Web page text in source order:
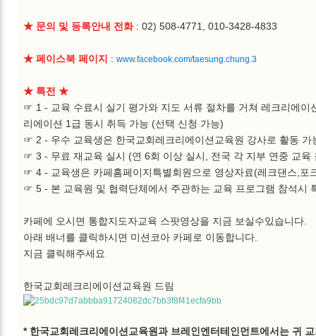
★ 문의 및 등록안내 전화: 02) 508-4771, 010-3428-4833
★ 페이스북 페이지 :www.facebook.com/taesung.chung.3
★ 특전 ★
☞ 1 - 교육 수료시 실기 평가와 지도 서류 절차를 거쳐 레크리에
리에이션 1급 동시 취득 가능 (선택 신청 가능)
☞ 2 - 우수 교육생은 한국교회레크리에이션교육원 강사로 활동 가
☞ 3 - 무료 재교육 실시 (연 6회 이상 실시, 전국 각 지부 연중 교육
☞ 4 - 교육생은 카페홈페이지특별회원으로 영상자료(레크댄스,포
☞ 5 - 본 교육원 및 협력단체에서 주관하는 교육 프로그램 참석시
카페에 오시면 통합지도자교육 스팟영상을 지금 보실수있습니다.
아래 배너를 클릭하시면 미션코아 카페로 이동합니다.
지금 클릭해주세요
한국교회레크리에이션교육원 드림
* 한국교회레크리에이션교육원과 브레인엔터테인먼트에서는 귀